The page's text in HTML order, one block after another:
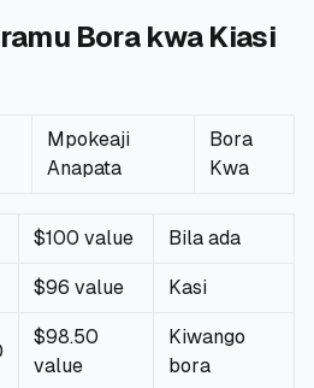
🇬🇧 🇰🇪
Bora kwa Kiasi
Mpokeaji
Anapata
Bora
Kwa
$100 value Bila ada
$96 value Kasi
$98.50
value
Kiwango
bora